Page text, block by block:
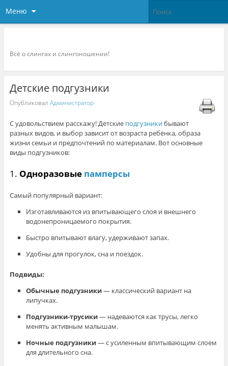
Меню
Всё о слингах и слингоношении!
Детские подгузники
Опубликовал Администратор
С удовольствием расскажу! Детские подгузникибывают
разных видов, и выбор зависит от возраста ребёнка, образа
жизни семьи и предпочтений по материалам. Вот основные
виды подгузников:
1. Одноразовые памперсы
Самый популярный вариант:
Изготавливаются из впитывающего слоя и внешнего
водонепроницаемого покрытия.
Быстро впитывают влагу, удерживают запах.
Удобны для прогулок, сна и поездок.
Подвиды:
Обычные подгузники— классический вариант на
липучках.
Подгузники-трусики— надеваются как трусы, легко
менять активным малышам.
Ночные подгузники— с усиленным впитывающим слоем
для длительного сна.